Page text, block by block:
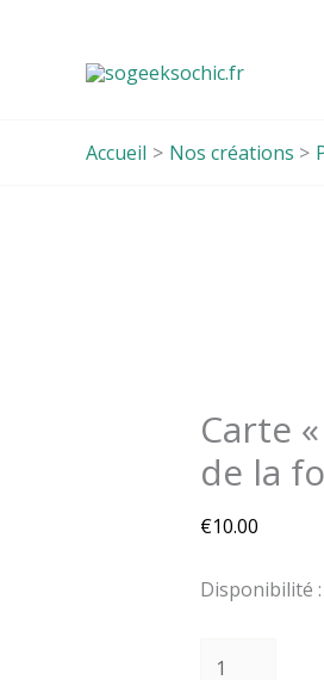
Accueil Nos créations
Carte
de la
€10.00
Disponibilité :
là"
en
Bois
Esprit
forêt